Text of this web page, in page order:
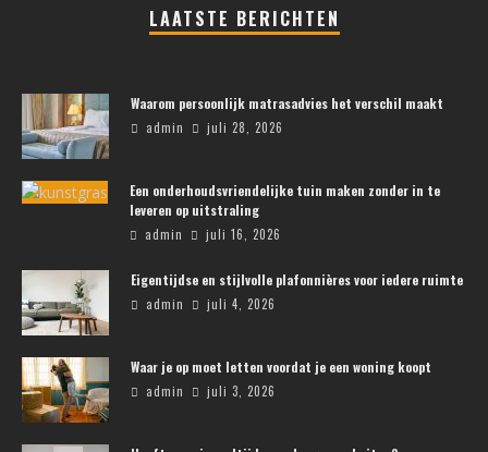
LAATSTE BERICHTEN
Waarom persoonlijk matrasadvies het verschil maakt
admin juli 28, 2026
Een onderhoudsvriendelijke tuin maken zonder in te
leveren op uitstraling
admin juli 16, 2026
Eigentijdse en stijlvolle plafonnières voor iedere ruimte
admin juli 4, 2026
Waar je op moet letten voordat je een woning koopt
admin juli 3, 2026